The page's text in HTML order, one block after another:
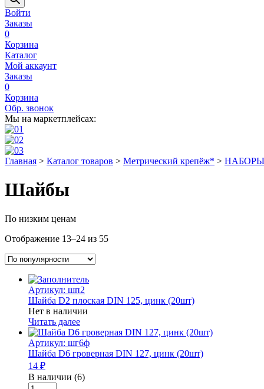
Войти
Заказы
0
Корзина
Каталог
Мой аккаунт
Заказы
0
Корзина
Обр. звонок
Мы на маркетплейсах:
Главная > Каталог товаров > Метрический крепёж* > НАБОРЫ
Шайбы
По низким ценам
Отображение 13–24 из 55
Артикул: шп2
Шайба D2 плоская DIN 125, цинк (20шт)
Нет в наличии
Читать далее
Артикул: шг6ф
Шайба D6 гроверная DIN 127, цинк (20шт)
14 ₽
В наличии (6)
Количество